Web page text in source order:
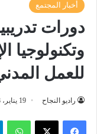
أخبار المجتمع
دورات
وتكنولوجيا
للعمل
راديو النجاح 19 يناير، 2023